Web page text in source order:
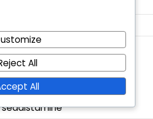
meetodid, Mängijate
seadistamine
All
All